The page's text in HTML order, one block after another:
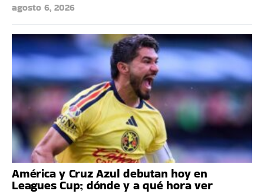
agosto 6, 2026
América y Cruz Azul debutan hoy en
Leagues Cup; dónde y a qué hora ver